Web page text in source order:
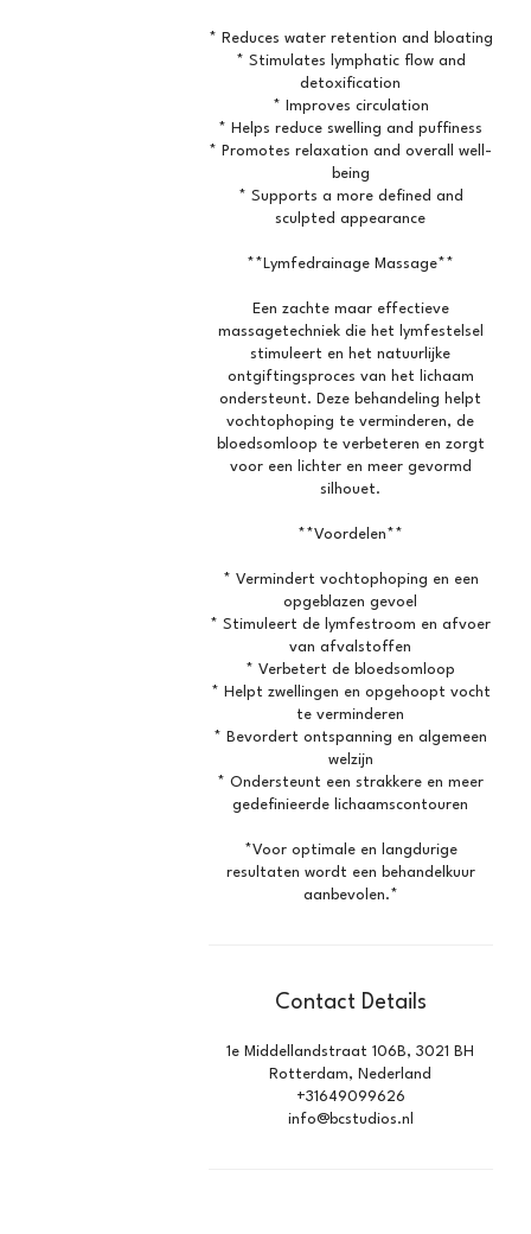
* Reduces water retention and bloating
* Stimulates lymphatic flow and
detoxification
* Improves circulation
* Helps reduce swelling and puffiness
* Promotes relaxation and overall well-
being
* Supports a more defined and
sculpted appearance
**Lymfedrainage Massage**
Een zachte maar effectieve
massagetechniek die het lymfestelsel
stimuleert en het natuurlijke
ontgiftingsproces van het lichaam
ondersteunt. Deze behandeling helpt
vochtophoping te verminderen, de
bloedsomloop te verbeteren en zorgt
voor een lichter en meer gevormd
silhouet.
**Voordelen**
* Vermindert vochtophoping en een
opgeblazen gevoel
* Stimuleert de lymfestroom en afvoer
van afvalstoffen
* Verbetert de bloedsomloop
* Helpt zwellingen en opgehoopt vocht
te verminderen
* Bevordert ontspanning en algemeen
welzijn
* Ondersteunt een strakkere en meer
gedefinieerde lichaamscontouren
*Voor optimale en langdurige
resultaten wordt een behandelkuur
Contact Details
1e Middellandstraat 106B, 3021 BH
Rotterdam, Nederland
+31649099626
info@bcstudios.nl